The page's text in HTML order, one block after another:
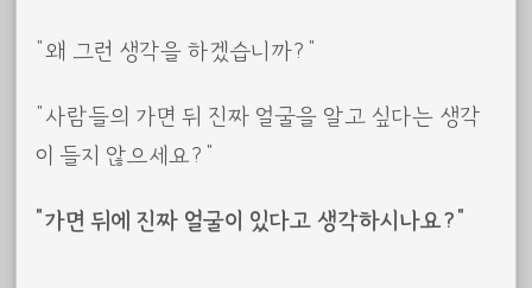
“왜 그런 생각을 하겠습니까?”
“사람들의 가면 뒤 진짜 얼굴을 알고 싶다는 생각
이 들지 않으세요?”
“가면 뒤에 진짜 얼굴이 있다고 생각하시나요?”